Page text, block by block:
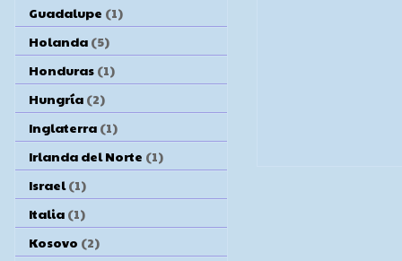
Guadalupe (1)
Holanda (5)
Honduras (1)
Hungría (2)
Inglaterra (1)
Irlanda del Norte (1)
Israel (1)
Italia (1)
Kosovo (2)